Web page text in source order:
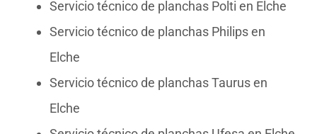
Servicio técnico de planchas Polti en Elche
Servicio técnico de planchas Philips en
Elche
Servicio técnico de planchas Taurus en
Elche